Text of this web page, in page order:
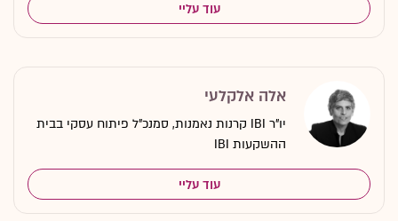
עוד עליי
אלה אלקלעי
יו"ר IBI קרנות נאמנות, סמנכ"ל פיתוח עסקי בבית
ההשקעות IBI
עוד עליי